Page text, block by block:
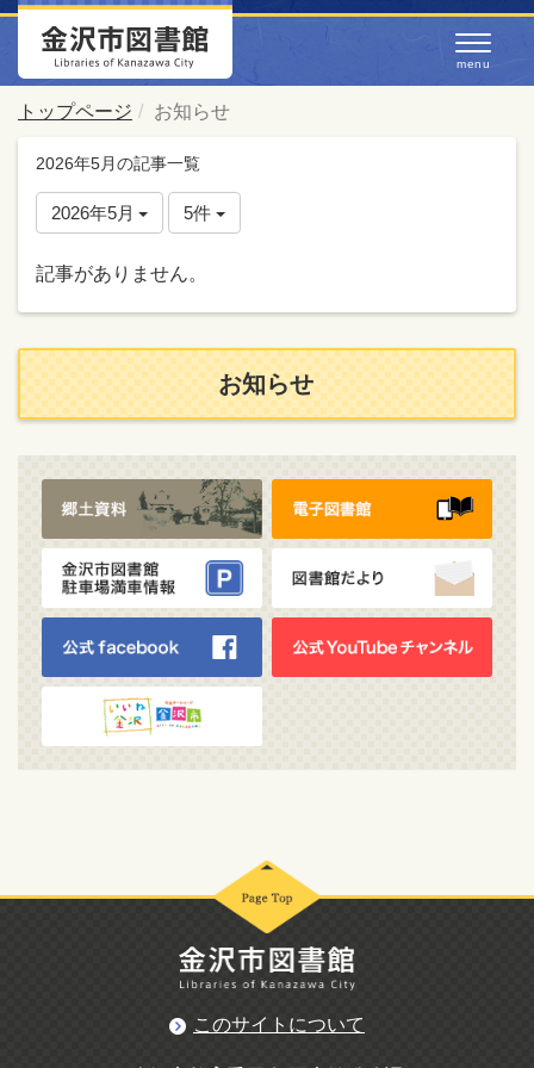
トップページ お知らせ
2026年5月の記事一覧
2026年5月 5件
記事がありません。
お知らせ
このサイトについて